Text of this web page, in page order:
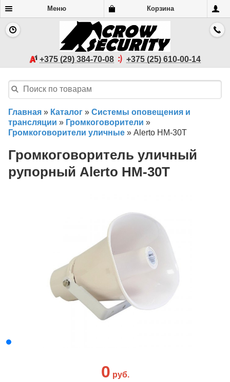
Меню Корзина
+375 (29) 384-70-08 +375 (25) 610-00-14
Главная » Каталог » Системы оповещения и
трансляции » Громкоговорители »
Громкоговорители уличные » Alerto HM-30T
Громкоговоритель уличный
рупорный Alerto HM-30T
0 руб.